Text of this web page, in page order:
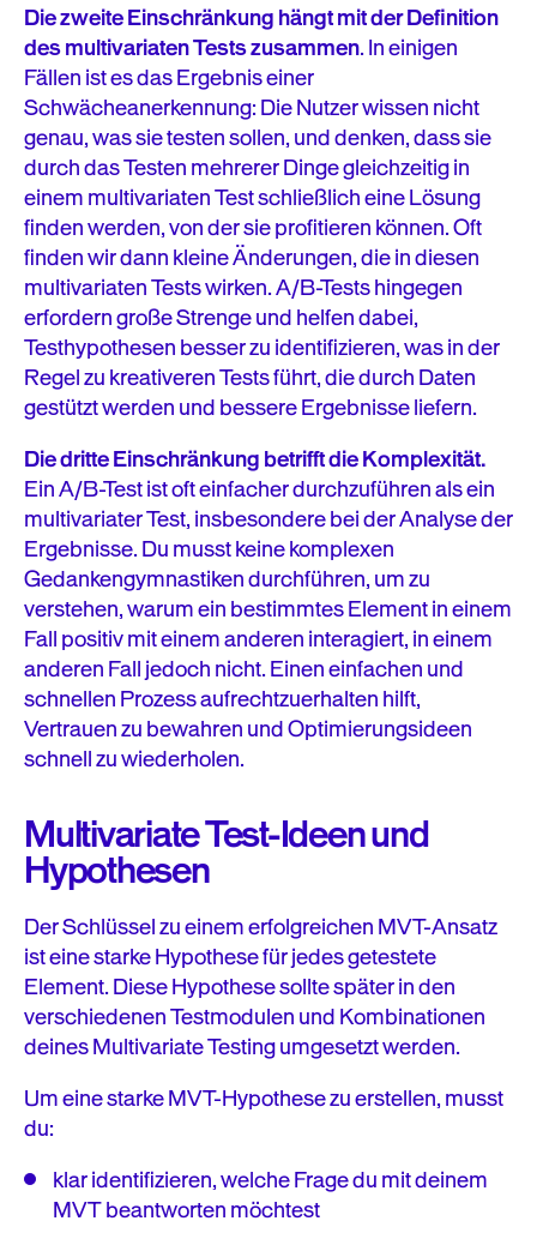
Die zweite Einschränkung hängt mit der Definition
des multivariaten Tests zusammen. In einigen
Fällen ist es das Ergebnis einer
Schwächeanerkennung: Die Nutzer wissen nicht
genau, was sie testen sollen, und denken, dass sie
durch das Testen mehrerer Dinge gleichzeitig in
einem multivariaten Test schließlich eine Lösung
finden werden, von der sie profitieren können. Oft
finden wir dann kleine Änderungen, die in diesen
multivariaten Tests wirken. A/B-Tests hingegen
erfordern große Strenge und helfen dabei,
Testhypothesen besser zu identifizieren, was in der
Regel zu kreativeren Tests führt, die durch Daten
gestützt werden und bessere Ergebnisse liefern.
Die dritte Einschränkung betrifft die Komplexität.
Ein A/B-Test ist oft einfacher durchzuführen als ein
multivariater Test, insbesondere bei der Analyse der
Ergebnisse. Du musst keine komplexen
Gedankengymnastiken durchführen, um zu
verstehen, warum ein bestimmtes Element in einem
Fall positiv mit einem anderen interagiert, in einem
anderen Fall jedoch nicht. Einen einfachen und
schnellen Prozess aufrechtzuerhalten hilft,
Vertrauen zu bewahren und Optimierungsideen
schnell zu wiederholen.
Multivariate Test-Ideen und
Hypothesen
Der Schlüssel zu einem erfolgreichen MVT-Ansatz
ist eine starke Hypothese für jedes getestete
Element. Diese Hypothese sollte später in den
verschiedenen Testmodulen und Kombinationen
deines Multivariate Testing umgesetzt werden.
Um eine starke MVT-Hypothese zu erstellen, musst
du:
klar identifizieren, welche Frage du mit deinem
MVT beantworten möchtest